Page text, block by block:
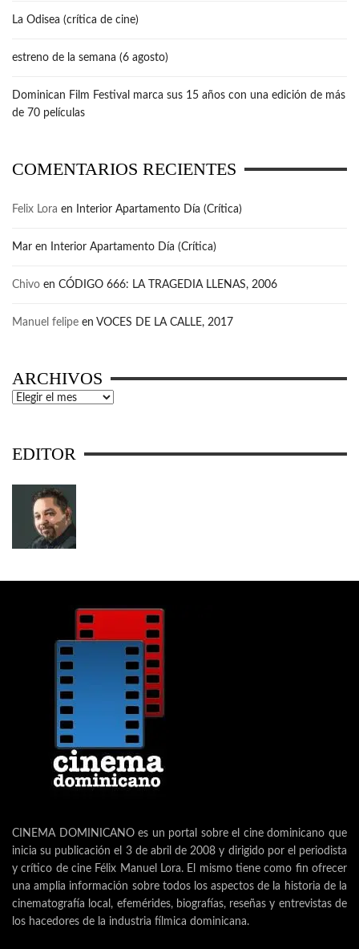
La Odisea (crítica de cine)
estreno de la semana (6 agosto)
Dominican Film Festival marca sus 15 años con una edición de más
de 70 películas
COMENTARIOS RECIENTES
Felix Lora en Interior Apartamento Día (Crítica)
Mar en Interior Apartamento Día (Crítica)
Chivo en CÓDIGO 666: LA TRAGEDIA LLENAS, 2006
Manuel felipe en VOCES DE LA CALLE, 2017
ARCHIVOS
Archivos
EDITOR
CINEMA DOMINICANO es un portal sobre el cine dominicano que
inicia su publicación el 3 de abril de 2008 y dirigido por el periodista
y crítico de cine Félix Manuel Lora. El mismo tiene como fin ofrecer
una amplia información sobre todos los aspectos de la historia de la
cinematografía local, efemérides, biografías, reseñas y entrevistas de
los hacedores de la industria fílmica dominicana.